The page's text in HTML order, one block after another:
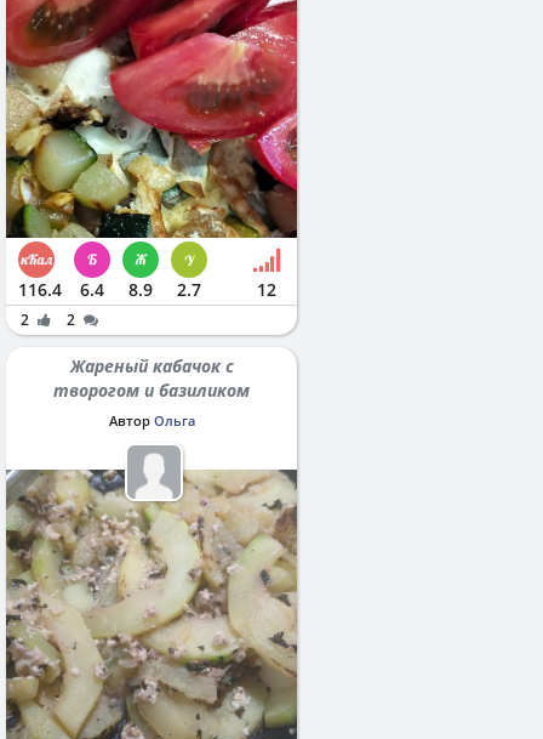
116.4 6.4 8.9 2.7 12
2 2
Жареный кабачок с
творогом и базиликом
Автор Ольга